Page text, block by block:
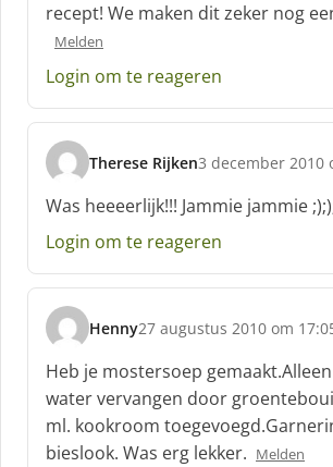
recept! We maken dit zeker nog
Melden
Login om te reageren
Therese Rijken
s
c
h
r
e
f
:
3 december 2010
Was heeeerlijk!!! Jammie jammie
Login om te reageren
Henny
s
c
h
r
e
e
27 augustus 2010 om
Heb je mostersoep
water vervangen door
ml. kookroom
bieslook. Was erg lekker. Melden